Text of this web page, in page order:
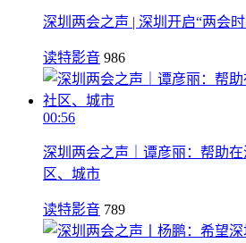
深圳两会之声 | 深圳开启“两会
读特影音 986
00:56
深圳两会之声｜谭彦丽：帮助
区、城市
读特影音 789